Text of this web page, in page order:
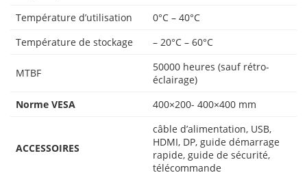
Température d’utilisation
0°C – 40°C
Température de stockage
– 20°C – 60°C
MTBF
50000 heures (sauf rétro-
éclairage)
Norme VESA
400×200- 400×400 mm
ACCESSOIRES
câble d’alimentation, USB,
HDMI, DP, guide démarrage
rapide, guide de sécurité,
télécommande